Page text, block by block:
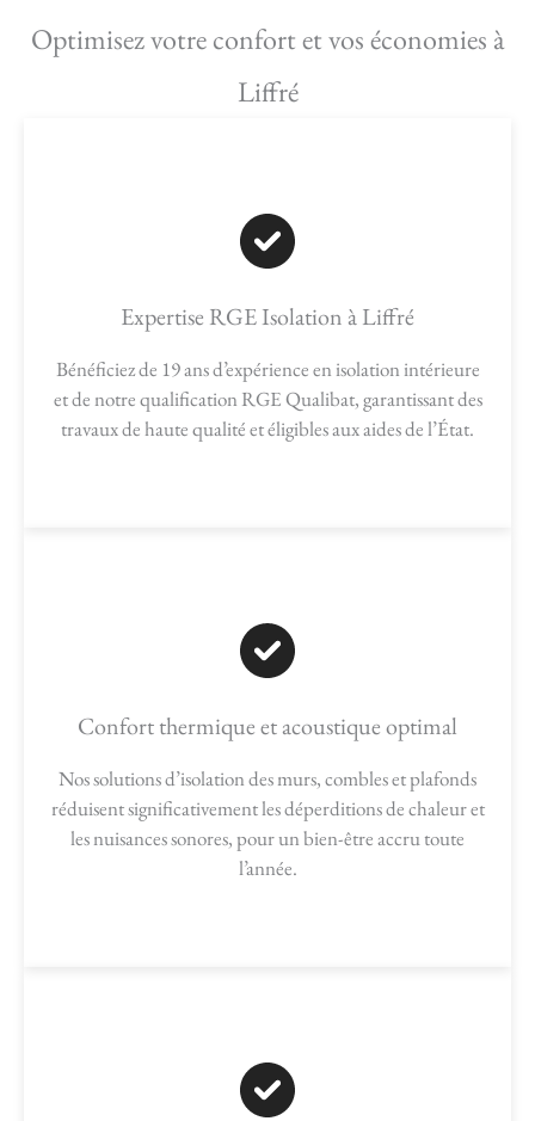
Optimisez votre confort et vos économies à
Liffré
Expertise RGE Isolation à Liffré
Bénéficiez de 19 ans d’expérience en isolation intérieure
et de notre qualification RGE Qualibat, garantissant des
travaux de haute qualité et éligibles aux aides de l’État.
Confort thermique et acoustique optimal
Nos solutions d’isolation des murs, combles et plafonds
réduisent significativement les déperditions de chaleur et
les nuisances sonores, pour un bien-être accru toute
l’année.